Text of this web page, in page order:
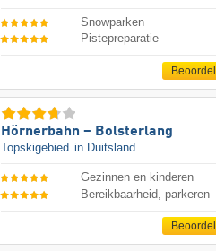
Snowparken
Pistepreparatie
Hörnerbahn – Bolsterlang
Topskigebied in Duitsland
Gezinnen en kinderen
Bereikbaarheid, parkeren